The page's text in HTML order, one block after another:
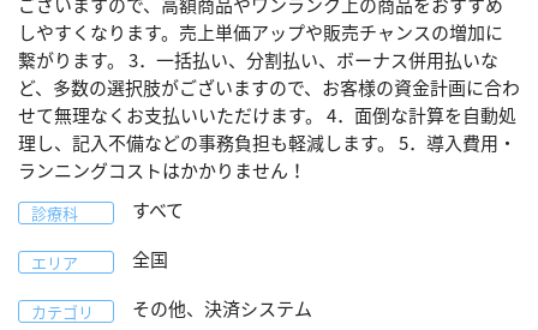
しやすくなります。売上単価アップや販売チャンスの増加に
繋がります。 3．一括払い、分割払い、ボーナス併用払いな
ど、多数の選択肢がございますので、お客様の資金計画に合わ
せて無理なくお支払いいただけます。 4．面倒な計算を自動処
理し、記入不備などの事務負担も軽減します。 5．導入費用・
ランニングコストはかかりません！
診療科 すべて
エリア 全国
カテゴリ その他、決済システム